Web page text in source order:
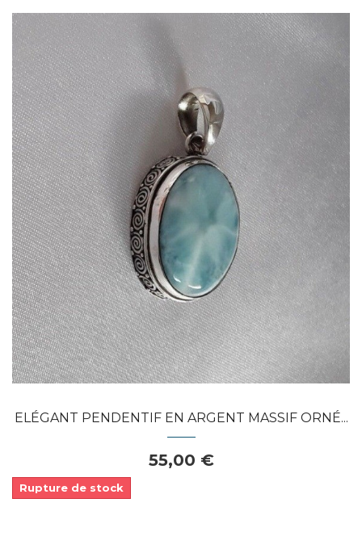
Dans mon panier
APERÇU RAPIDE
ELÉGANT PENDENTIF EN ARGENT MASSIF ORNÉ...
55,00 €
Rupture de stock